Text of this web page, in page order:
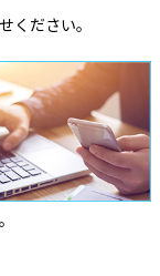
ください。